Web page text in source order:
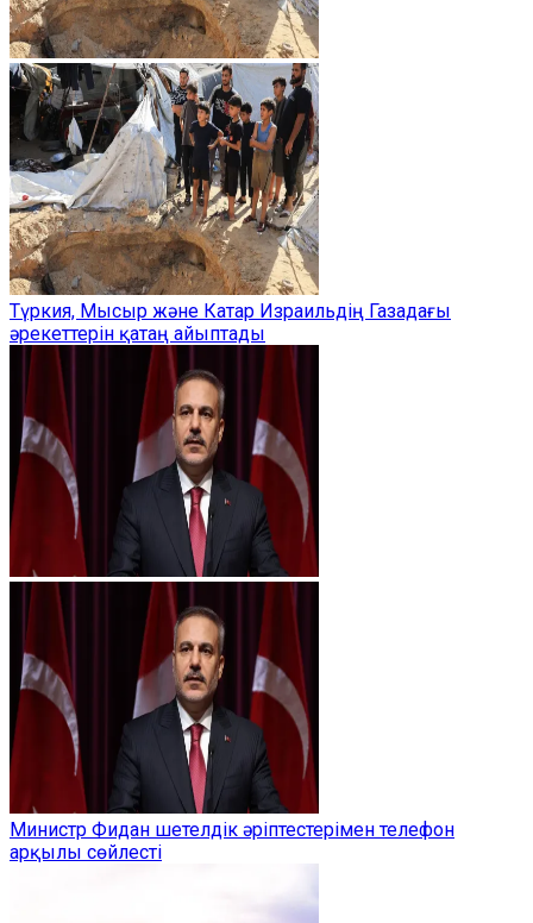
Түркия, Мысыр және Катар Израильдің Газадағы
әрекеттерін қатаң айыптады
Министр Фидан шетелдік әріптестерімен телефон
арқылы сөйлесті